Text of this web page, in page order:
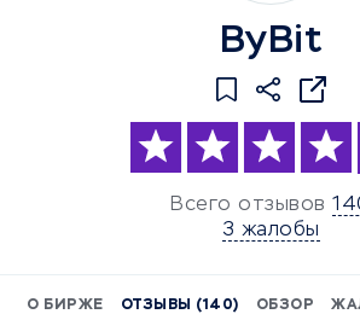
ByBit
Всего отзывов
3 жалобы
О БИРЖЕ ОТЗЫВЫ (140) ОБЗОР